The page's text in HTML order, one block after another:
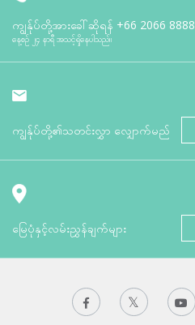
ကျွန်ုပ်တို့အားခေါ်ဆိုရန် +66 2066 8888
နေ့စဉ် ၂၄ နာရီ အသင့်ရှိနေပါသည်။
ကျွန်ုပ်တို့၏သတင်းလွှာ လျှောက်မည်
မြေပုံနှင့်လမ်းညွှန်ချက်များ